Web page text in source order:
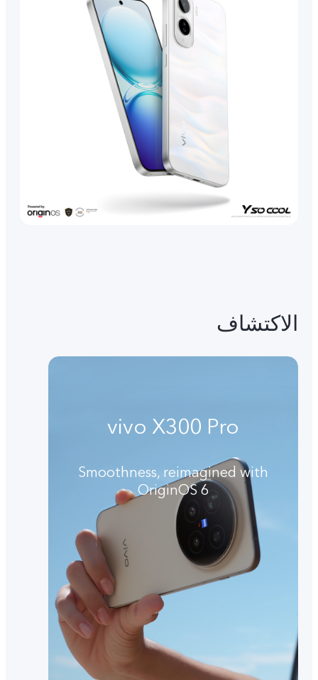
الاكتشاف
vivo X300 Pro
Smoothness, reimagined with
OriginOS 6